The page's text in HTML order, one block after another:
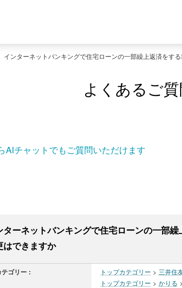
インターネットバンキングで住宅ローンの一部繰上返済をす
よくあるご質
AIチャットでもご質問いただけます
ターネットバンキングで住宅ローンの一部
はできますか
テゴリー : トップカテゴリー > 三井住
トップカテゴリー > かりる >